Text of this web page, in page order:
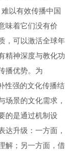
以有效传播中国
味着它们没有价
，可以激活全球年
精神深度与教化功
播优势。为
性强的文化传播结
场景的文化需求，
的是通过机制设
达升级：一方面，
解；另一方面，借